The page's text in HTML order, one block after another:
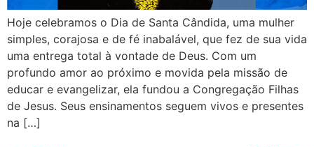
Hoje celebramos o Dia de Santa Cândida, uma mulher
simples, corajosa e de fé inabalável, que fez de sua vida
uma entrega total à vontade de Deus. Com um
profundo amor ao próximo e movida pela missão de
educar e evangelizar, ela fundou a Congregação Filhas
de Jesus. Seus ensinamentos seguem vivos e presentes
na […]